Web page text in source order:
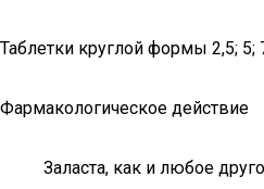
Таблетки круглой формы 2,5;
Фармакологическое действие
Заласта, как и любое